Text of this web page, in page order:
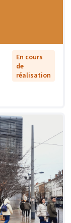
En cours
de
réalisation